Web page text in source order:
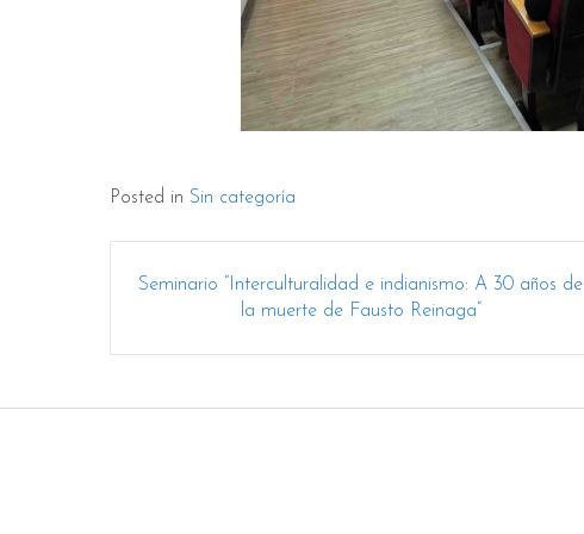
Posted in Sin categoría
navigation
Seminario “Interculturalidad e indianismo: A 30 años de
la muerte de Fausto Reinaga”